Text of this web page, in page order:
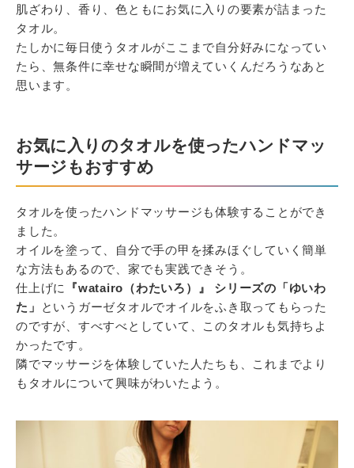
肌ざわり、香り、色ともにお気に入りの要素が詰まった
タオル。
たしかに毎日使うタオルがここまで自分好みになってい
たら、無条件に幸せな瞬間が増えていくんだろうなあと
思います。
お気に入りのタオルを使ったハンドマッ
サージもおすすめ
タオルを使ったハンドマッサージも体験することができ
ました。
オイルを塗って、自分で手の甲を揉みほぐしていく簡単
な方法もあるので、家でも実践できそう。
仕上げに
『watairo（わたいろ）』 シリーズの「ゆいわ
た」
というガーゼタオルでオイルをふき取ってもらった
のですが、すべすべとしていて、このタオルも気持ちよ
かったです。
隣でマッサージを体験していた人たちも、これまでより
もタオルについて興味がわいたよう。